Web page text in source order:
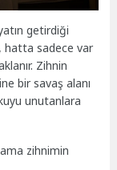
getirdiği
hatta sadece var
Zihnin
bir savaş alanı
unutanlara
zihnimin